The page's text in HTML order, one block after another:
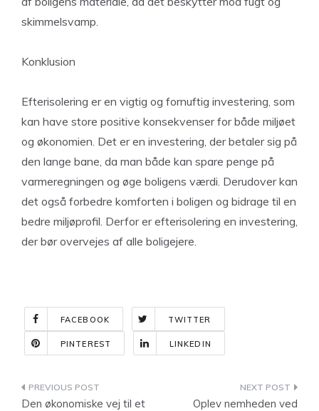
skimmelsvamp.
Konklusion
Efterisolering er en vigtig og fornuftig investering, som
kan have store positive konsekvenser for både miljøet
og økonomien. Det er en investering, der betaler sig på
den lange bane, da man både kan spare penge på
varmeregningen og øge boligens værdi. Derudover kan
det også forbedre komforten i boligen og bidrage til en
bedre miljøprofil. Derfor er efterisolering en investering,
der bør overvejes af alle boligejere.
FACEBOOK TWITTER
PINTEREST LINKEDIN
Indlægsnavigation
Den økonomiske vej til et
Oplev nemheden ved